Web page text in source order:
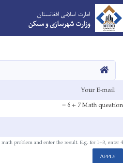
امارت اسلامی افغانستان
وزارت شهرسازی و مسکن
HOME
E-mail
Math question
7 + 6 =
problem and enter the result. E.g. for 1+3, enter 4.
APPLY